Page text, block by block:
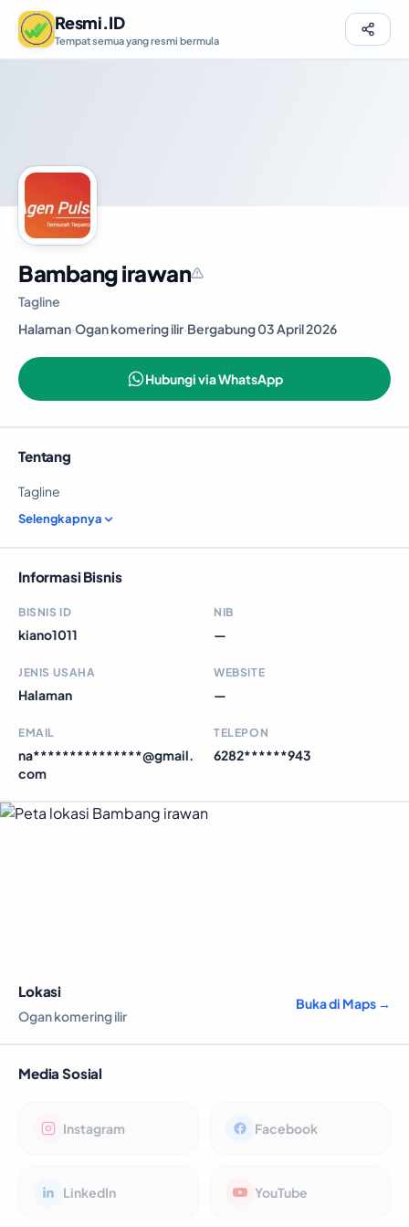
Resmi.ID
Tempat semua yang resmi bermula
Bambang irawan
Tagline
Halaman·Ogan komering ilir·Bergabung 03 April 2026
Hubungi via WhatsApp
Tentang
Tagline
Selengkapnya
Informasi Bisnis
BISNIS ID
kiano1011
NIB
—
JENIS USAHA
Halaman
WEBSITE
—
EMAIL
na***************@gmail.
com
TELEPON
6282******943
Lokasi
Ogan komering ilir
Buka di Maps →
Media Sosial
Instagram Facebook
LinkedIn YouTube